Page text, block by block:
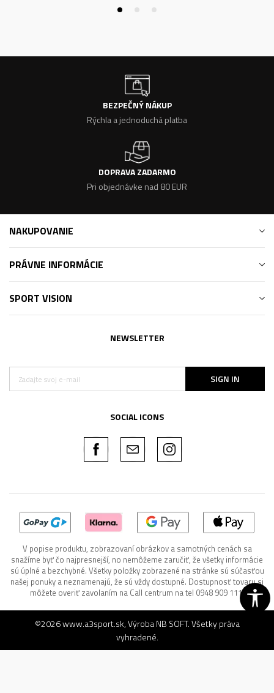
BEZPEČNÝ NÁKUP
Rýchla a jednoduchá platba
DOPRAVA ZADARMO
Pri objednávke nad 80 EUR
NAKUPOVANIE
PRÁVNE INFORMÁCIE
SPORT VISION
NEWSLETTER
SIGN IN
SOCIAL ICONS
V popise produktu, zobrazovaní obrázkov a samotných cenách sa
snažíme byť čo najpresnejší, no nemôžeme zaručiť, že všetky informácie
sú úplné a bezchybné. Všetky položky zobrazené na stránke sú súčasťou
našej ponuky a neznamenajú, že sú vždy dostupné. Dostupnosť tovaru si
môžete overiť zavolaním na Call centrum na tel 0948 909 111.
©2026www.a3sport.sk, VýrobaNB SOFT. Všetky práva
vyhradené.